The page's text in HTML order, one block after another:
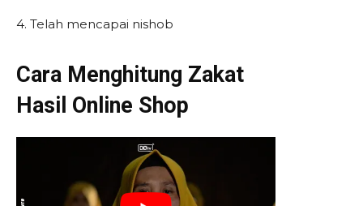
4. Telah mencapai nishob
Cara Menghitung Zakat
Hasil Online Shop